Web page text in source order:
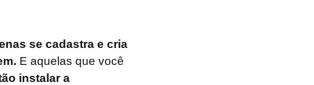
se cadastra e cria
E aquelas que você
instalar a